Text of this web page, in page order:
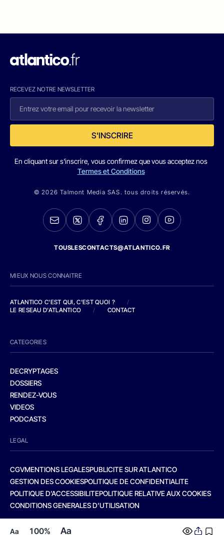
Aa 100% Aa
RECEVEZ NOTRE NEWSLETTER
S'INSCRIRE
En cliquant sur s'inscrire, vous confirmez que vous acceptez nos
Termes et Conditions
© 2026 Talmont Media SAS. tous droits réservés.
TOUSLESCONTACTS@ATLANTICO.FR
MIEUX NOUS CONNAITRE
ATLANTICO C'EST QUI, C'EST QUOI ?
/
LE RESEAU D'ATLANTICO
/ CONTACT
CATEGORIES
DECRYPTAGES
DOSSIERS
RENDEZ-VOUS
VIDEOS
PODCASTS
LEGAL
CGVMENTIONS LEGALESPUBLICITE SUR ATLANTICO
GESTION DES COOKIESPOLITIQUE DE CONFIDENTIALITE
POLITIQUE D’ACCESSIBILITEPOLITIQUE RELATIVE AUX COOKIES
CONDITIONS GENERALES D’UTILISATION